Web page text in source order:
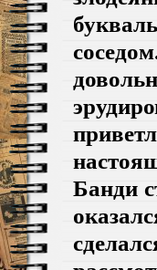
Банди